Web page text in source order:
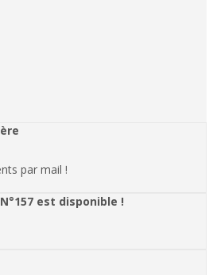
par mail !
est disponible !